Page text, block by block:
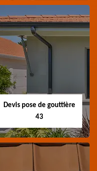
Couvreur zingueur
Artisan couvreur
zingueur 43 Haute-Loire
Devis pose de gouttière
43